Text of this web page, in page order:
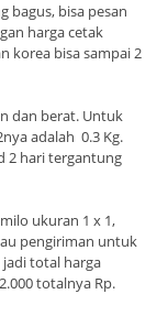
bagus, bisa pesan
harga cetak
korea bisa sampai 2
dan berat. Untuk
adalah 0.3 Kg.
2 hari tergantung
ukuran 1 x 1,
pengiriman untuk
jadi total harga
totalnya Rp.